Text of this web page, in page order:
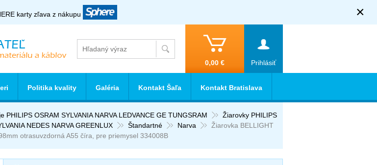
karty zľava z nákupu ×
Prihlásiť
0,00 €
PHILIPS OSRAM SYLVANIA NARVA LEDVANCE GE TUNGSRAM
Žiarovky PHILIPS
NEDES NARVA GREENLUX
Štandartné Narva
Žiarovka BELLIGHT
otrasuvzdorná A55 číra, pre priemysel 334008B
Politika kvality Galéria Kontakt Šaľa Kontakt Bratislava